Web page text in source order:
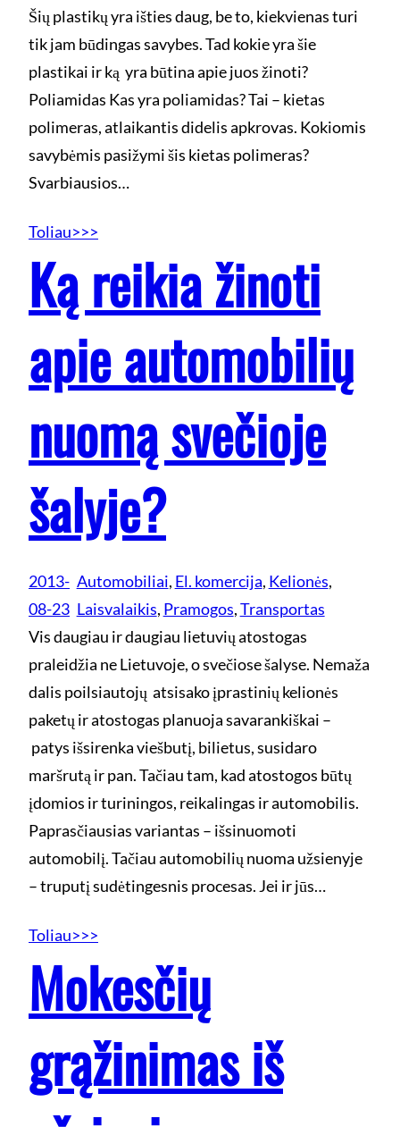
Šių plastikų yra išties daug, be to, kiekvienas turi
tik jam būdingas savybes. Tad kokie yra šie
plastikai ir ką yra būtina apie juos žinoti?
Poliamidas Kas yra poliamidas? Tai – kietas
polimeras, atlaikantis didelis apkrovas. Kokiomis
savybėmis pasižymi šis kietas polimeras?
Svarbiausios…
Toliau>>>
Ką reikia žinoti
apie automobilių
nuomą svečioje
šalyje?
2013-
08-23
Automobiliai, El. komercija, Kelionės
Laisvalaikis, Pramogos, Transportas
Vis daugiau ir daugiau lietuvių atostogas
praleidžia ne Lietuvoje, o svečiose šalyse. Nemaža
dalis poilsiautojų atsisako įprastinių kelionės
paketų ir atostogas planuoja savarankiškai –
patys išsirenka viešbutį, bilietus, susidaro
maršrutą ir pan. Tačiau tam, kad atostogos būtų
įdomios ir turiningos, reikalingas ir automobilis.
Paprasčiausias variantas – išsinuomoti
automobilį. Tačiau automobilių nuoma užsienyje
– truputį sudėtingesnis procesas. Jei ir jūs…
Toliau>>>
Mokesčių
grąžinimas iš